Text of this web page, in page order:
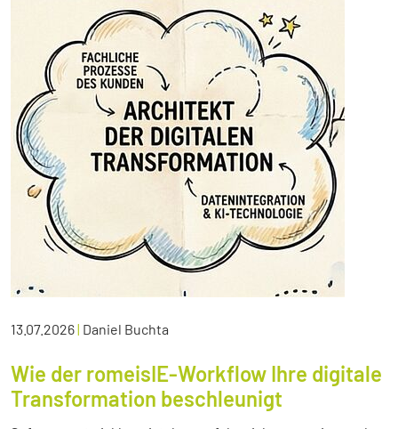
13.07.2026| Daniel Buchta
Wie der romeisIE-Workflow Ihre digitale
Transformation beschleunigt